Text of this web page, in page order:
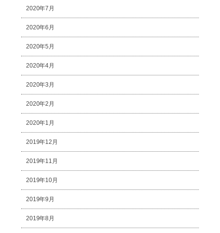
2020年7月
2020年6月
2020年5月
2020年4月
2020年3月
2020年2月
2020年1月
2019年12月
2019年11月
2019年10月
2019年9月
2019年8月